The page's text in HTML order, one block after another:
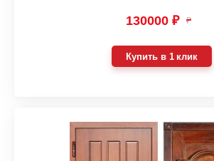
130000 ₽ ₽
Купить в 1 клик